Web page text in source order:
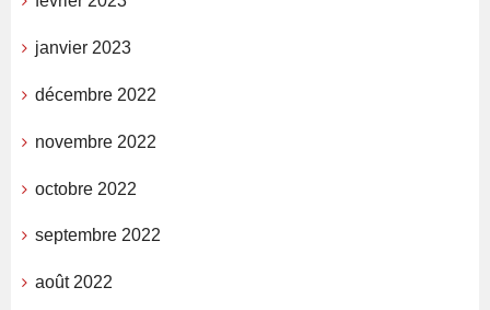
janvier 2023
décembre 2022
novembre 2022
octobre 2022
septembre 2022
août 2022